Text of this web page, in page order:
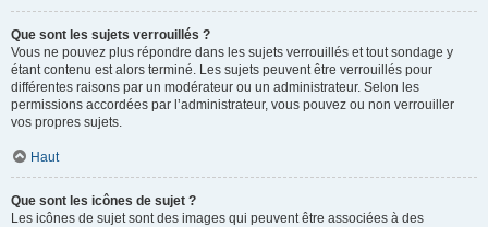
Que sont les sujets verrouillés ?
Vous ne pouvez plus répondre dans les sujets verrouillés et tout sondage y
étant contenu est alors terminé. Les sujets peuvent être verrouillés pour
différentes raisons par un modérateur ou un administrateur. Selon les
permissions accordées par l’administrateur, vous pouvez ou non verrouiller
vos propres sujets.
Haut
Que sont les icônes de sujet ?
Les icônes de sujet sont des images qui peuvent être associées à des